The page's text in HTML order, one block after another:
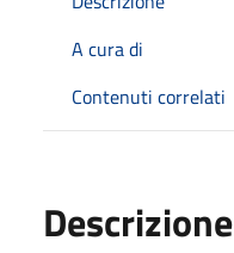
A cura di
Contenuti correlati
Descrizione